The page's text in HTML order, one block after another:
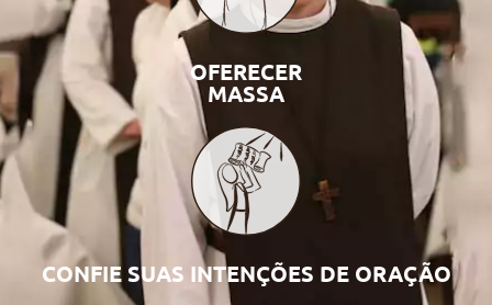
OFERECER
MASSA
CONFIE SUAS INTENÇÕES DE ORAÇÃO